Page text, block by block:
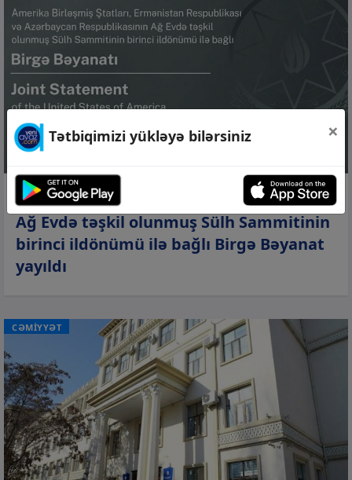
10 avq 2026, 21:58
Ağ Evdə təşkil olunmuş Sülh Sammitinin
birinci ildönümü ilə bağlı Birgə Bəyanat
yayıldı
CƏMİYYƏT
Tətbiqimizi yükləyə bilərsiniz ×